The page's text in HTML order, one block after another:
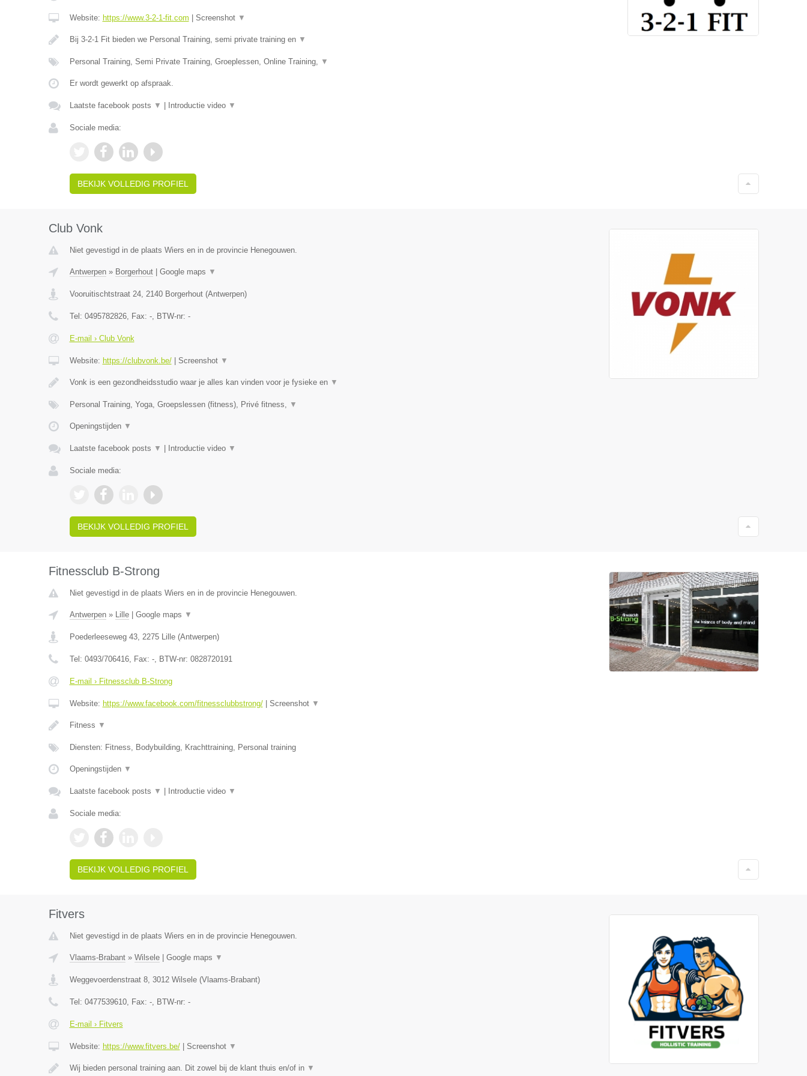
Website: https://www.3-2-1-fit.com Screenshot ▼
Bij 3-2-1 Fit bieden we Personal Training, semi private training en ▼
Personal Training, Semi Private Training, Groeplessen, Online Training, ▼
Er wordt gewerkt op afspraak.
Laatste facebook posts ▼ Introductie video ▼
Sociale media:
BEKIJK VOLLEDIG PROFIEL
Club Vonk
Niet gevestigd in de plaats Wiers en in de provincie Henegouwen.
Antwerpen» Borgerhout| Google maps ▼
Vooruitischtstraat 24, 2140 Borgerhout(Antwerpen)
Tel: 0495782826, Fax: -, BTW-nr: -
E-mail › Club Vonk
Website: https://clubvonk.be/| Screenshot ▼
Vonk is een gezondheidsstudio waar je alles kan vinden voor je fysieke en ▼
Personal Training, Yoga, Groepslessen (fitness), Privé fitness, ▼
Openingstijden ▼
Laatste facebook posts ▼ Introductie video ▼
Sociale media:
BEKIJK VOLLEDIG PROFIEL
Fitnessclub B-Strong
Niet gevestigd in de plaats Wiers en in de provincie Henegouwen.
Antwerpen» Lille| Google maps ▼
Poederleeseweg 43, 2275 Lille(Antwerpen)
Tel: 0493/706416, Fax: -, BTW-nr: 0828720191
E-mail › Fitnessclub B-Strong
Website: https://www.facebook.com/fitnessclubbstrong/| Screenshot ▼
Fitness ▼
Diensten: Fitness, Bodybuilding, Krachttraining, Personal training
Openingstijden ▼
Laatste facebook posts ▼ Introductie video ▼
Sociale media:
BEKIJK VOLLEDIG PROFIEL
Fitvers
Niet gevestigd in de plaats Wiers en in de provincie Henegouwen.
Vlaams-Brabant» Wilsele| Google maps ▼
Weggevoerdenstraat 8, 3012 Wilsele(Vlaams-Brabant)
Tel: 0477539610, Fax: -, BTW-nr: -
E-mail › Fitvers
Website: https://www.fitvers.be/| Screenshot ▼
Wij bieden personal training aan. Dit zowel bij de klant thuis en/of in ▼